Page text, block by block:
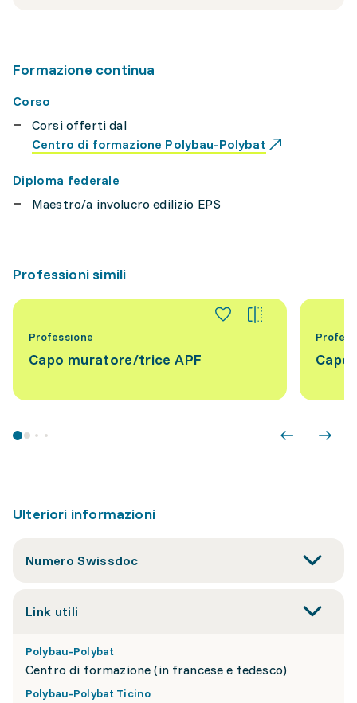
Formazione continua
Corso
Corsi offerti dal
Centro di formazione Polybau-Polybat
Diploma federale
Maestro/a involucro edilizio EPS
Professioni simili
Professione
Capo muratore/trice APF Capo
Ulteriori informazioni
Numero Swissdoc
Link utili
Polybau-Polybat
Centro di formazione (in francese e tedesco)
Polybau-Polybat Ticino